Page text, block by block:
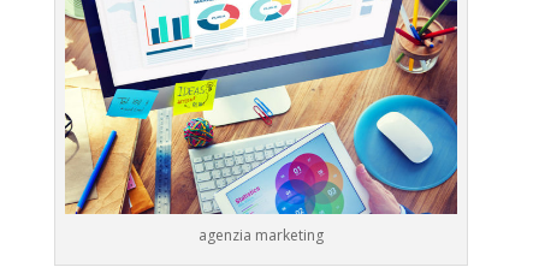
agenzia marketing